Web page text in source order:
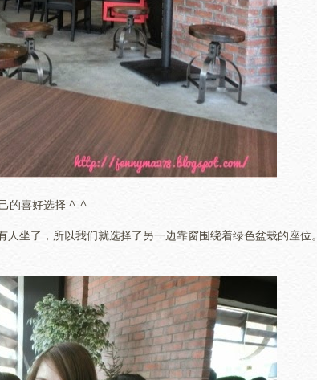
的喜好选择 ^_^
坐了，所以我们就选择了另一边靠窗围绕着绿色盆栽的座位。